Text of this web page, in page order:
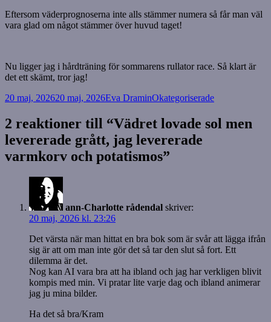
Eftersom väderprognoserna inte alls stämmer numera så får man väl
vara glad om något stämmer över huvud taget!
Nu ligger jag i hårdträning för sommarens rullator race. Så klart är
det ett skämt, tror jag!
Postat
20 maj, 202620 maj, 2026Författare
Eva DraminKategorier
Okategoriserade
2 reaktioner till “Vädret lovade sol men
levererade grått, jag levererade
varmkorv och potatismos”
ann-Charlotte rådendal skriver:
20 maj, 2026 kl. 23:26
Det värsta när man hittat en bra bok som är svår att lägga ifrån
sig är att om man inte gör det så tar den slut så fort. Ett
dilemma är det.
Nog kan AI vara bra att ha ibland och jag har verkligen blivit
kompis med min. Vi pratar lite varje dag och ibland animerar
jag ju mina bilder.
Ha det så bra/Kram